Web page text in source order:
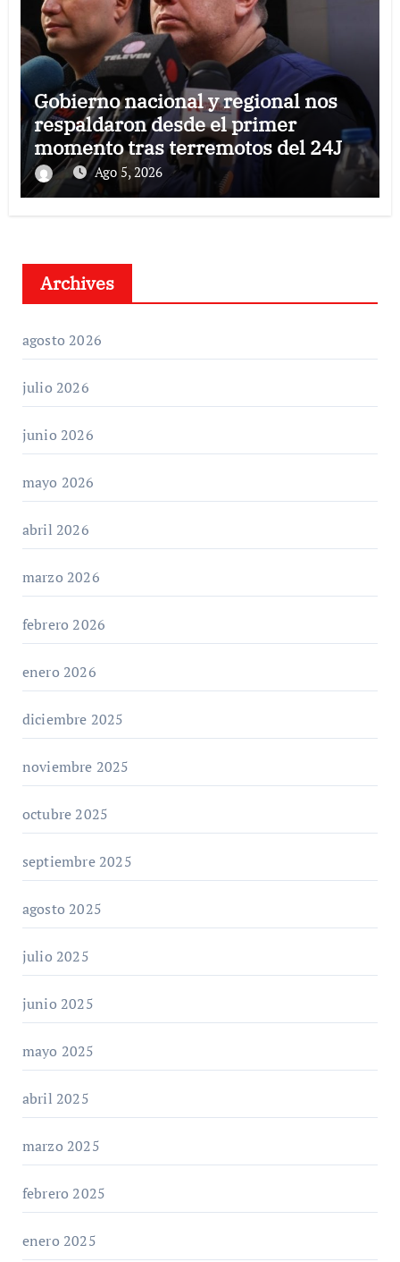
Gobierno nacional y regional nos
respaldaron desde el primer
momento tras terremotos del 24J
Ago 5, 2026
Archives
agosto 2026
julio 2026
junio 2026
mayo 2026
abril 2026
marzo 2026
febrero 2026
enero 2026
diciembre 2025
noviembre 2025
octubre 2025
septiembre 2025
agosto 2025
julio 2025
junio 2025
mayo 2025
abril 2025
marzo 2025
febrero 2025
enero 2025